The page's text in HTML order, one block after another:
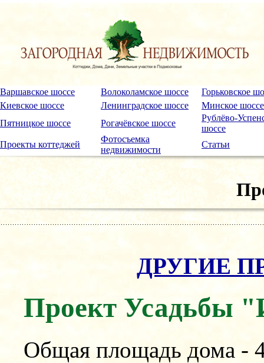
Варшавское шоссе Волоколамское шоссе
Горьковское
Киевское шоссе
Ленинградское шоссе
Минское шоссе
Пятницкое шоссе
Рогачёвское шоссе
Рублёво-
шоссе
Проекты коттеджей
Фотосъемка
недвижимости
Статьи
ДРУГИЕ
Проект Усадьбы
Общая площадь дома -